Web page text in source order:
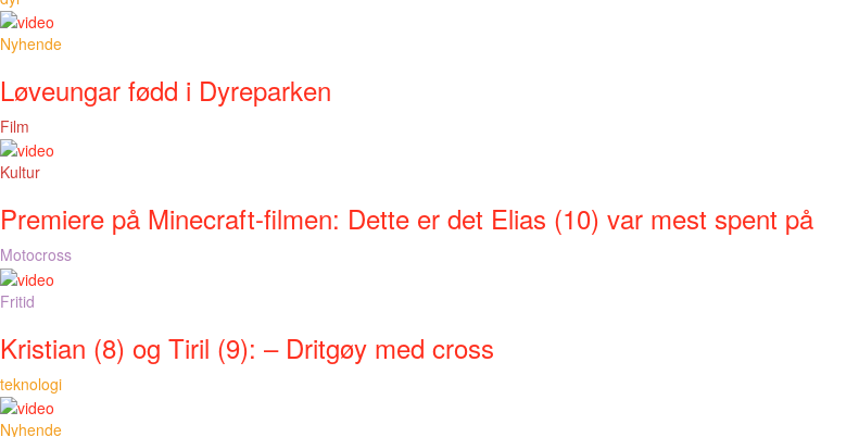
Nyhende
Løveungar fødd i Dyreparken
Film
Kultur
Premiere på Minecraft-filmen: Dette er det Elias (10) var mest spent på
Motocross
Fritid
Kristian (8) og Tiril (9): – Dritgøy med cross
teknologi
Nyhende